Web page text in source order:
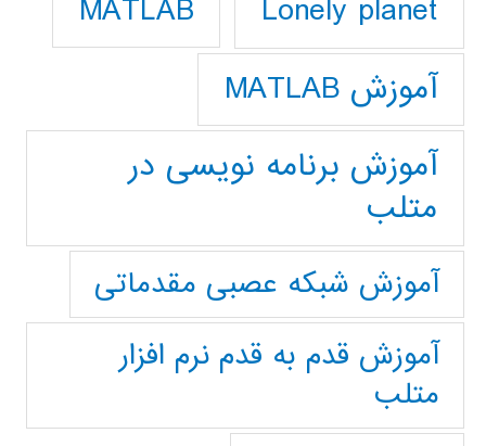
Lonely planet
MATLAB
آموزش MATLAB
آموزش برنامه نویسی در
متلب
آموزش شبکه عصبی مقدماتی
آموزش قدم به قدم نرم افزار
متلب